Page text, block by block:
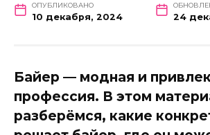
ОПУБЛИКОВАНО
10 декабря, 2024 24
Байер — модная и
профессия. В этом
разберёмся, какие